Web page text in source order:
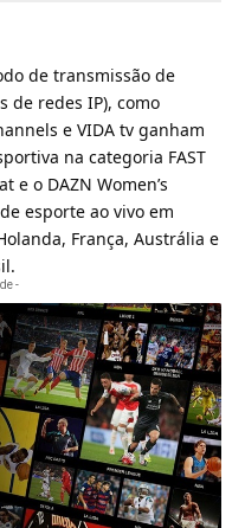
de transmissão de
de redes IP), como
e VIDA tv ganham
na categoria FAST
e o DAZN Women’s
esporte ao vivo em
França, Austrália e
-